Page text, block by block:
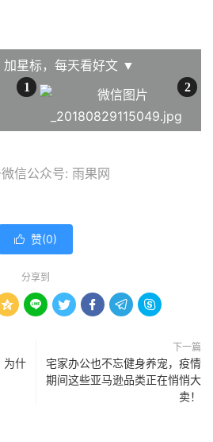
加星标，每天看好文 ▼
1
2
信公众号: 雨果网
 赞(0)
分享到
     
为什
下一篇
宅家办公也不忘健身养宠，疫情
期间这些亚马逊品类正在悄悄大
卖！